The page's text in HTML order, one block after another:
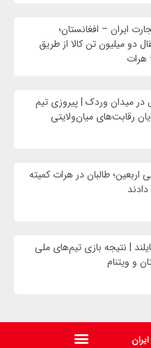
ایران – افغانستان؛
دو میلیون تن کالا از طریق
هرات
در میدان وردک | پیروزی تیم
رقابت‌های میان‌ولایتی
اربعین؛ طالبان در هرات کمیته
| نتیجه بازی تیم‌های ملی
و ویتنام